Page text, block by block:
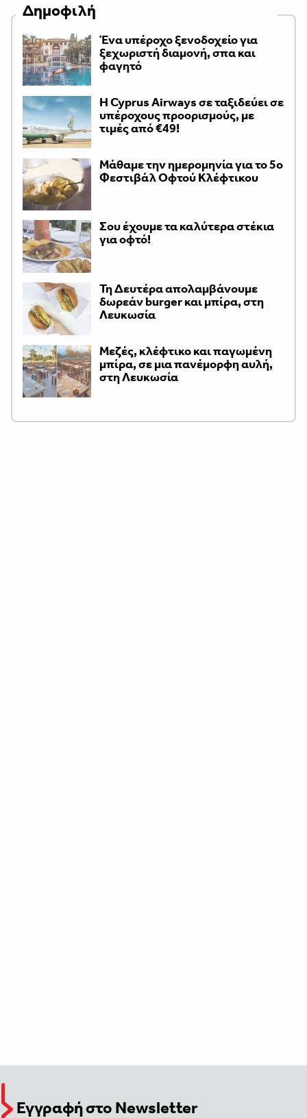
Δημοφιλή
Ένα υπέροχο ξενοδοχείο για
ξεχωριστή διαμονή, σπα και
φαγητό
H Cyprus Airways σε ταξιδεύει σε
υπέροχους προορισμούς, με
τιμές από €49!
Μάθαμε την ημερομηνία για το 5ο
Φεστιβάλ Οφτού Κλέφτικου
Σου έχουμε τα καλύτερα στέκια
για οφτό!
Τη Δευτέρα απολαμβάνουμε
δωρεάν burger και μπίρα, στη
Λευκωσία
Μεζές, κλέφτικο και παγωμένη
μπίρα, σε μια πανέμορφη αυλή,
στη Λευκωσία
Εγγραφή στο Newsletter